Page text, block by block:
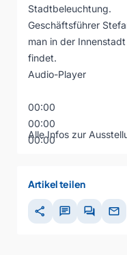
Stadtbeleuchtung.
Geschäftsführer
man in der
findet.
Audio-Player
00:00
00:00
00:00
Alle Infos zur
Artikel teilen
share chat forum mail